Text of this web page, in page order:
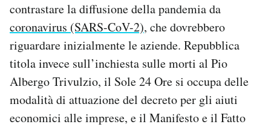
CALENDARIO
AREA PERSONALE
Newsletter
Notifiche mobile
Regala il Post
contrastare la diffusione della pandemia da
coronavirus (SARS-CoV-2), che dovrebbero
riguardare inizialmente le aziende. Repubblica
titola invece sull’inchiesta sulle morti al Pio
Albergo Trivulzio, il Sole 24 Ore si occupa delle
modalità di attuazione del decreto per gli aiuti
economici alle imprese, e il Manifesto e il Fatto